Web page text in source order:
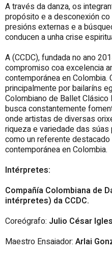
A través da danza, os
propósito e a desconexión
presións externas e a
conducen a unha crise
A (CCDC), fundada no ano
compromiso coa excelencia
contemporánea en Colombia.
principalmente por bailaríns
Colombiano de Ballet Clásico
busca constantemente
onde artistas de diversas
riqueza e variedade das
como un referente destacado
contemporánea en Colombia.
Intérpretes:
Compañía Colombiana de
intérpretes) da CCDC.
Coreógrafo: Julio César
Maestro Ensaiador: Arlai